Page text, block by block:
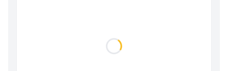
Loading...